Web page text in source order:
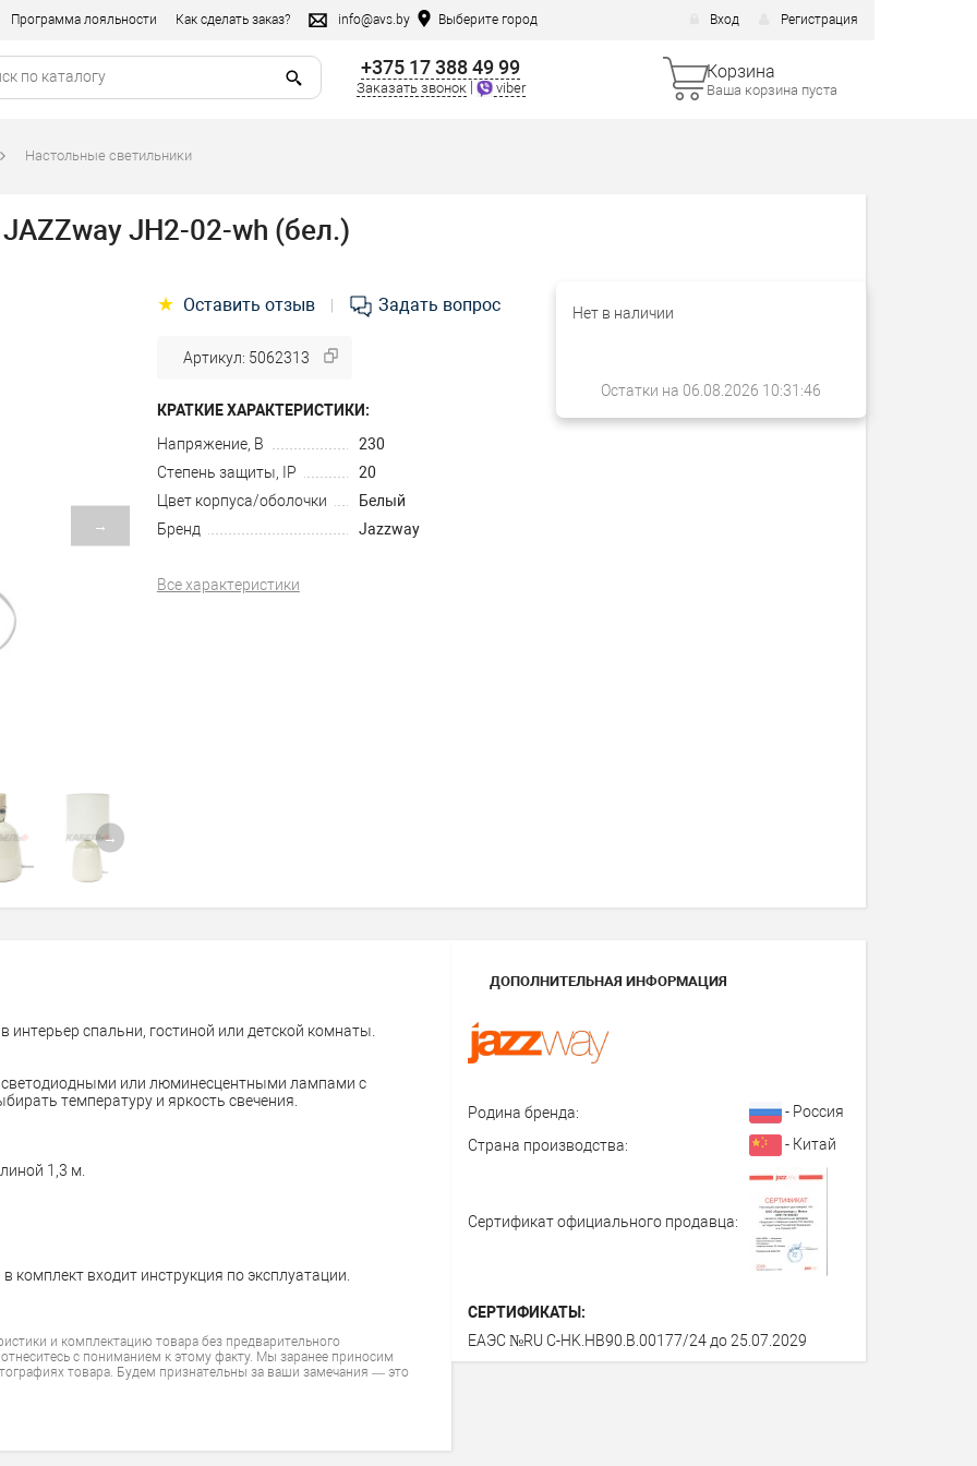
Программа лояльности Как сделать заказ? info@avs.by Выберите город Вход Регистрация
+375 17 388 49 99
Заказать звонок viber
Корзина
Ваша корзина пуста
Настольные светильники
JH2-02-wh (бел.)
→
→
Нет в наличии
Остатки на 06.08.2026 10:31:46
★ Оставить отзыв Задать вопрос
Артикул: 5062313
КРАТКИЕ ХАРАКТЕРИСТИКИ:
Напряжение, В
230
Степень защиты, IP
20
Цвет корпуса/оболочки
Белый
Бренд
Jazzway
Все характеристики
интерьер спальни, гостиной или детской комнаты.
или люминесцентными лампами с
температуру и яркость свечения.
1,3 м.
комплект входит инструкция по эксплуатации.
и комплектацию товара без предварительного
с пониманием к этому факту. Мы заранее приносим
товара. Будем признательны за ваши замечания — это
ДОПОЛНИТЕЛЬНАЯ ИНФОРМАЦИЯ
Родина бренда:
- Россия
Страна производства:
- Китай
Сертификат официального продавца:
СЕРТИФИКАТЫ:
ЕАЭС №RU C-HK.HB90.B.00177/24 до 25.07.2029